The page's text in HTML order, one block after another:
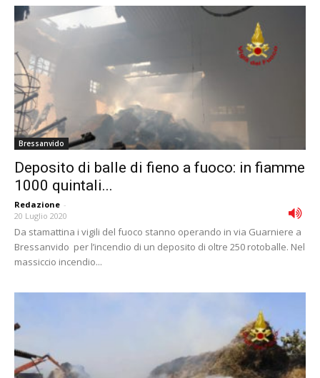
Bressanvido
Deposito di balle di fieno a fuoco: in fiamme
1000 quintali...
Redazione -
20 Luglio 2020
Da stamattina i vigili del fuoco stanno operando in via Guarniere a
Bressanvido per l’incendio di un deposito di oltre 250 rotoballe. Nel
massiccio incendio...